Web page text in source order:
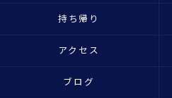
持ち帰り
アクセス
ブログ